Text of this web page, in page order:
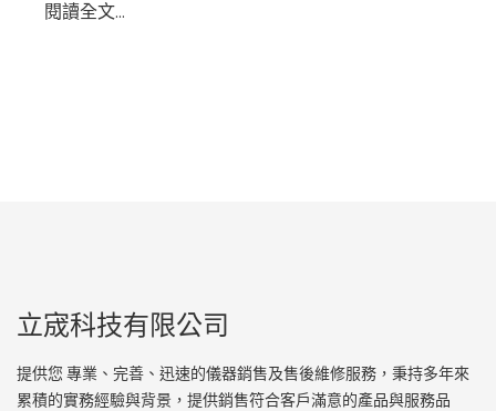
閱讀全文...
立宬科技有限公司
提供您 專業、完善、迅速的儀器銷售及售後維修服務，秉持多年來
累積的實務經驗與背景，提供銷售符合客戶滿意的產品與服務品